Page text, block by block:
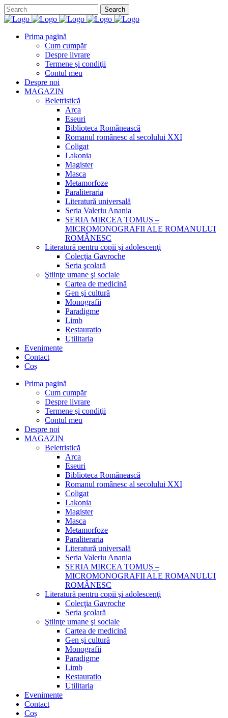
Prima pagină
Cum cumpăr
Despre livrare
Termene şi condiţii
Contul meu
Despre noi
MAGAZIN
Beletristică
Arca
Eseuri
Biblioteca Românească
Romanul românesc al secolului XXI
Coligat
Lakonia
Magister
Masca
Metamorfoze
Paraliteraria
Literatură universală
Seria Valeriu Anania
SERIA MIRCEA TOMUȘ –
MICROMONOGRAFII ALE ROMANULUI
ROMÂNESC
Literatură pentru copii şi adolescenţi
Colecţia Gavroche
Seria şcolară
Ştiinţe umane şi sociale
Cartea de medicină
Gen şi cultură
Monografii
Paradigme
Limb
Restauratio
Utilitaria
Evenimente
Contact
Coș
Prima pagină
Cum cumpăr
Despre livrare
Termene şi condiţii
Contul meu
Despre noi
MAGAZIN
Beletristică
Arca
Eseuri
Biblioteca Românească
Romanul românesc al secolului XXI
Coligat
Lakonia
Magister
Masca
Metamorfoze
Paraliteraria
Literatură universală
Seria Valeriu Anania
SERIA MIRCEA TOMUȘ –
MICROMONOGRAFII ALE ROMANULUI
ROMÂNESC
Literatură pentru copii şi adolescenţi
Colecţia Gavroche
Seria şcolară
Ştiinţe umane şi sociale
Cartea de medicină
Gen şi cultură
Monografii
Paradigme
Limb
Restauratio
Utilitaria
Evenimente
Contact
Coș